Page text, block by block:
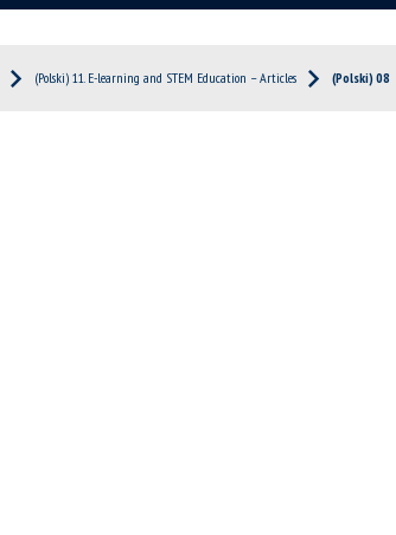
(Polski) 11. E-learning and STEM Education – Articles (Polski) 08